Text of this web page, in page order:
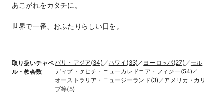
あこがれをカタチに。
世界で一番、おふたりらしい日を。
取り扱いチャペ
ル・教会数
バリ・アジア(34) ／ハワイ(33) ／ ヨーロッパ(27) ／ モル
ディブ・タヒチ・ニューカレドニア・フィジー(54) ／
オーストラリア・ニュージーランド(3) ／ アメリカ・カリ
ブ等(5)